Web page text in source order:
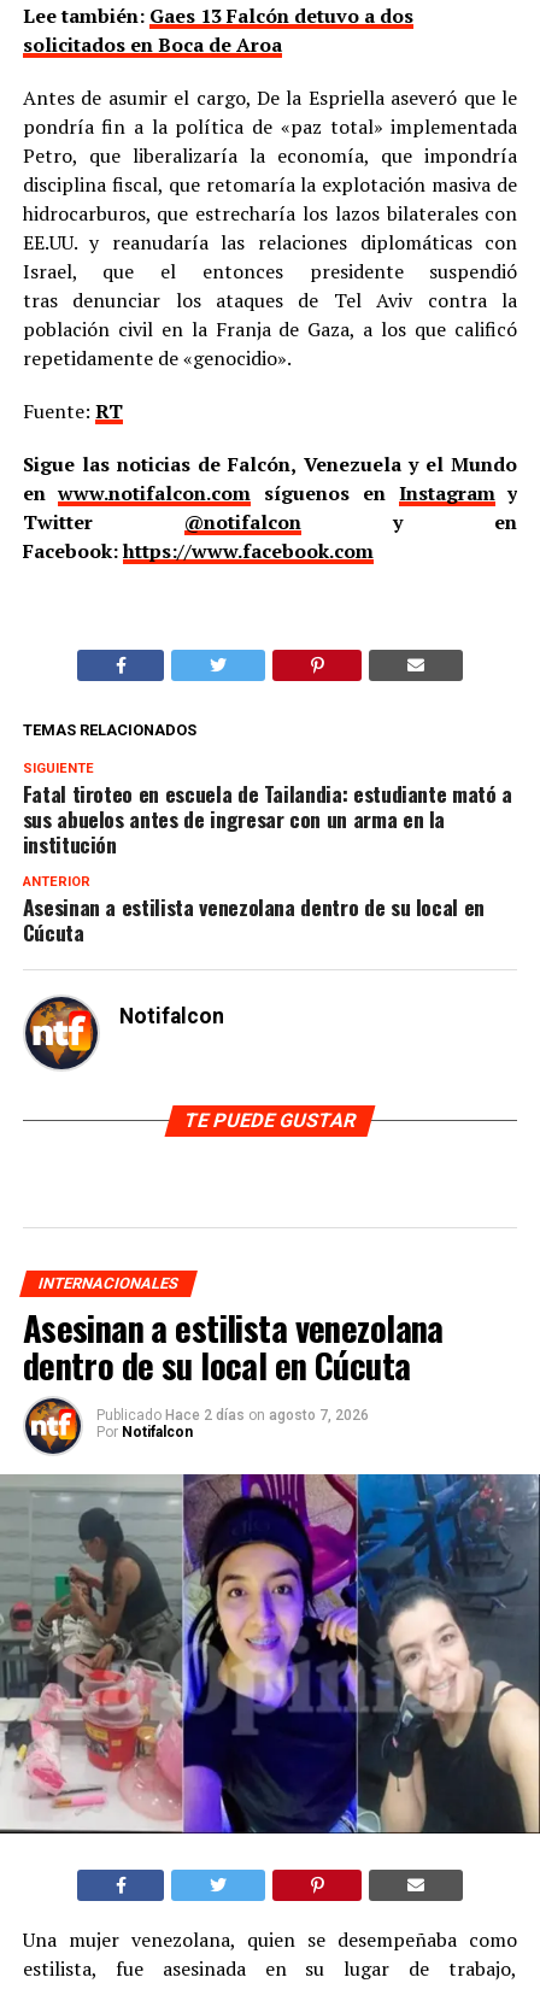
Lee también: Gaes 13 Falcón detuvo a dos
solicitados en Boca de Aroa
Antes de asumir el cargo, De la Espriella aseveró que le
pondría fin a la política de «paz total» implementada
Petro, que liberalizaría la economía, que impondría
disciplina fiscal, que retomaría la explotación masiva de
hidrocarburos, que estrecharía los lazos bilaterales con
EE.UU. y reanudaría las relaciones diplomáticas con
Israel, que el entonces presidente suspendió
tras denunciar los ataques de Tel Aviv contra la
población civil en la Franja de Gaza, a los que calificó
repetidamente de «genocidio».
Fuente: RT
Sigue las noticias de Falcón, Venezuela y el Mundo
enwww.notifalcon.com síguenos en Instagramy
Twitter @notifalcony en
Facebook:https://www.facebook.com
TEMAS RELACIONADOS
SIGUIENTE
Fatal tiroteo en escuela de Tailandia: estudiante mató a
sus abuelos antes de ingresar con un arma en la
institución
ANTERIOR
Asesinan a estilista venezolana dentro de su local en
Cúcuta
Notifalcon
TE PUEDE GUSTAR
INTERNACIONALES
Asesinan a estilista venezolana
dentro de su local en Cúcuta
Publicado Hace 2 días on agosto 7, 2026
Por Notifalcon
Una mujer venezolana, quien se desempeñaba como
estilista, fue asesinada en su lugar de trabajo,